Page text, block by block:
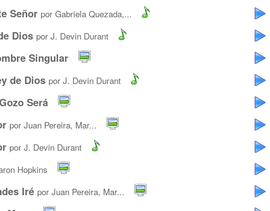
Señor por Gabriela Quezada,...
Dios por J. Devin Durant
Singular
de Dios por J. Devin Durant
Será
por Juan Pereira, Mar...
por J. Devin Durant
Hopkins
Iré por Juan Pereira, Mar...